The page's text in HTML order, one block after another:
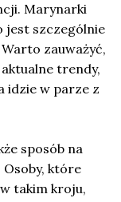
Marynarki
jest szczególnie
zauważyć,
trendy,
idzie w parze z
sposób na
Osoby, które
takim kroju,